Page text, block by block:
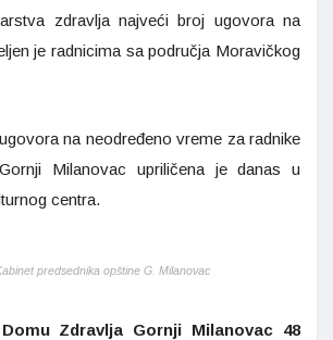
zdravlja najveći broj ugovora na
je radnicima sa područja Moravičkog
na neodređeno vreme za radnike
Milanovac upriličena je danas u
centra.
predsednika opštine G. Milanovac
Zdravlja Gornji Milanovac 48